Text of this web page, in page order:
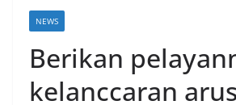
NEWS
Berikan
kelanccaran